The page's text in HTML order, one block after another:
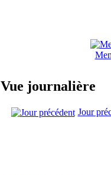
Vue journalière
Jour